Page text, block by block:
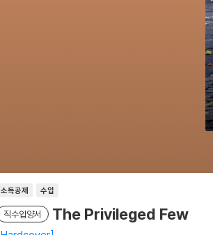
소득공제 수입
직수입양서 The Privileged Few